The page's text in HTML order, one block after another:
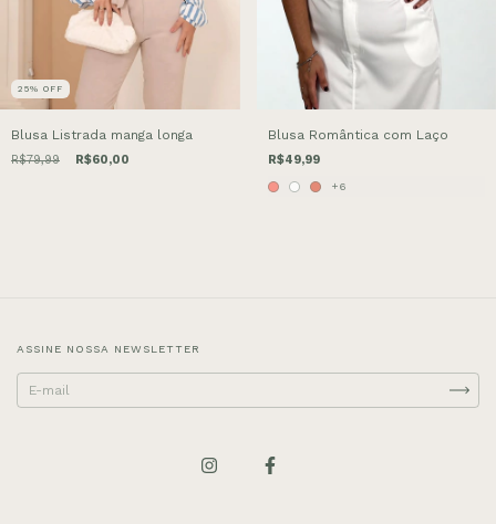
25% OFF
Blusa Listrada manga longa
R$79,99 R$60,00
Blusa Romântica com Laço
R$49,99
+6
ASSINE NOSSA NEWSLETTER